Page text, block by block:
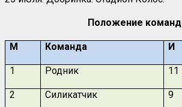
Положение команд
М Команда И
1 Родник 11
2 Силикатчик 9